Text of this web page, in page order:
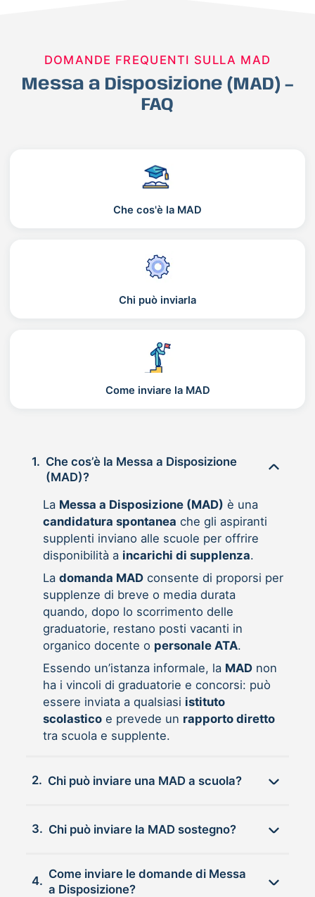
DOMANDE FREQUENTI SULLA MAD
Messa a Disposizione (MAD) –
FAQ
Che cos'è la MAD
Chi può inviarla
Come inviare la MAD
1. Che cos’è la Messa a Disposizione
(MAD)?
La Messa a Disposizione (MAD) è una
candidatura spontanea che gli aspiranti
supplenti inviano alle scuole per offrire
disponibilità a incarichi di supplenza.
La domanda MADconsente di proporsi per
supplenze di breve o media durata
quando, dopo lo scorrimento delle
graduatorie, restano posti vacanti in
organico docente o personale ATA.
Essendo un’istanza informale, la MADnon
ha i vincoli di graduatorie e concorsi: può
essere inviata a qualsiasi istituto
scolasticoe prevede un rapporto diretto
tra scuola e supplente.
2. Chi può inviare una MAD a scuola?
3. Chi può inviare la MAD sostegno?
4.
Come inviare le domande di Messa
a Disposizione?